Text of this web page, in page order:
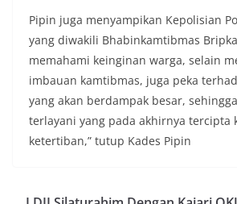
Pipin juga menyampikan Kepolisian
yang diwakili Bhabinkamtibmas
memahami keinginan warga, selain
imbauan kamtibmas, juga peka
yang akan berdampak besar,
terlayani yang pada akhirnya tercipta
ketertiban,” tutup Kades Pipin